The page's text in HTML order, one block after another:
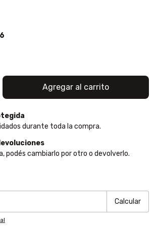
durante toda la compra.
podés cambiarlo por otro o devolverlo.
Calcular